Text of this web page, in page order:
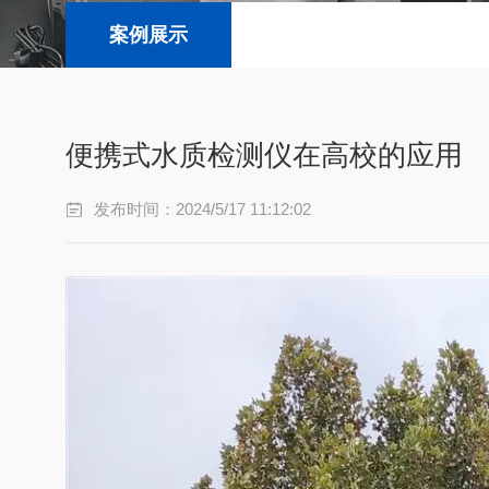
案例展示
便携式水质检测仪在高校的应用
发布时间：2024/5/17 11:12:02